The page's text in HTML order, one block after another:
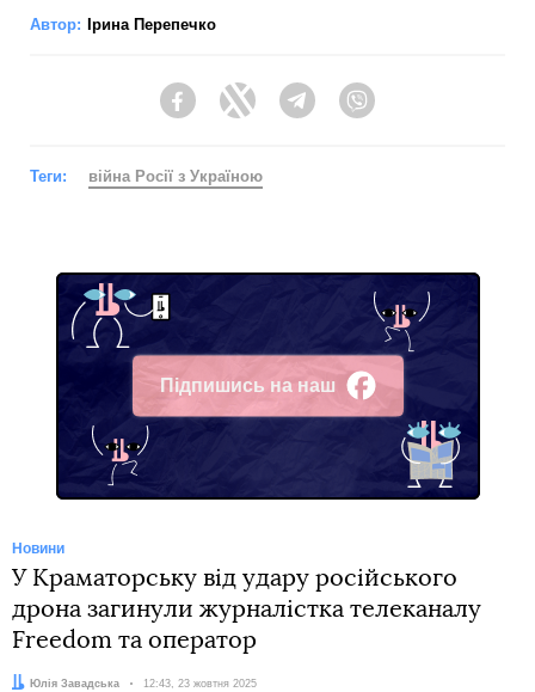
Автор: Ірина Перепечко
FacebookTwitter Telegram
Теги: війна Росії з Україною
Підпишись на наш
Facebook
Новини
У Краматорську від удару російського
дрона загинули журналістка телеканалу
Freedom та оператор
Автор:Юлія Завадська Дата:
12:43, 23 жовтня 2025